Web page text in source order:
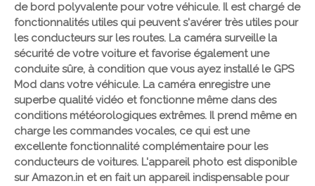
de bord polyvalente pour votre véhicule. Il est chargé de
fonctionnalités utiles qui peuvent s'avérer très utiles pour
les conducteurs sur les routes. La caméra surveille la
sécurité de votre voiture et favorise également une
conduite sûre, à condition que vous ayez installé le GPS
Mod dans votre véhicule. La caméra enregistre une
superbe qualité vidéo et fonctionne même dans des
conditions météorologiques extrêmes. Il prend même en
charge les commandes vocales, ce qui est une
excellente fonctionnalité complémentaire pour les
conducteurs de voitures. L'appareil photo est disponible
sur Amazon.in et en fait un appareil indispensable pour